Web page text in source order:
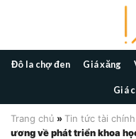
Đô la chợ đen Giá xăng
Giá
Trang chủ » Tin tức tài chính
ương về phát triển khoa